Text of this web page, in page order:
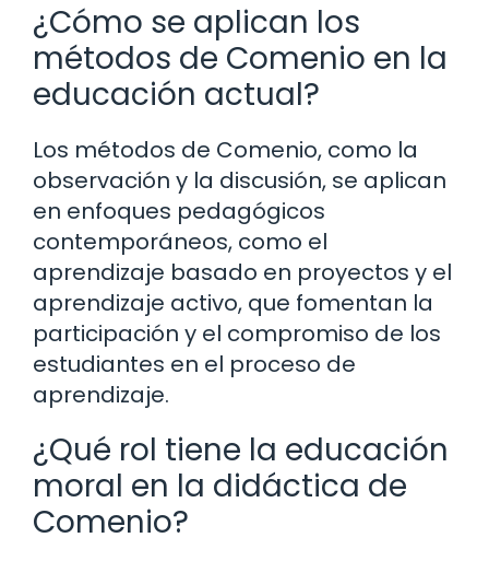
¿Cómo se aplican los
métodos de Comenio en la
educación actual?
Los métodos de Comenio, como la
observación y la discusión, se aplican
en enfoques pedagógicos
contemporáneos, como el
aprendizaje basado en proyectos y el
aprendizaje activo, que fomentan la
participación y el compromiso de los
estudiantes en el proceso de
aprendizaje.
¿Qué rol tiene la educación
moral en la didáctica de
Comenio?